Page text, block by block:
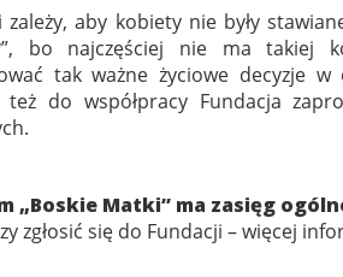
zależy, aby kobiety nie były
bo najczęściej nie ma takiej
tak ważne życiowe decyzje
też do współpracy Fundacja
„Boskie Matki” ma zasięg
zgłosić się do Fundacji – więcej